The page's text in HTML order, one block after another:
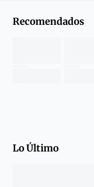
Recomendados
Lo Último